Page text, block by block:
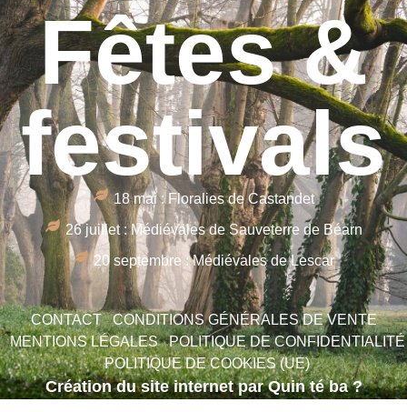
Fêtes &
festivals
18 mai : Floralies de Castandet
26 juillet : Médiévales de Sauveterre de Béarn
20 septembre : Médiévales de Lescar
CONTACT
CONDITIONS GÉNÉRALES DE VENTE
MENTIONS LÉGALES
POLITIQUE DE CONFIDENTIALITÉ
POLITIQUE DE COOKIES (UE)
Création du site internet par Quin té ba ?